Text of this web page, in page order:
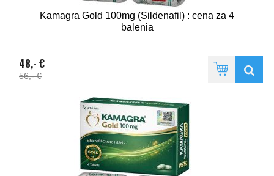
Kamagra Gold 100mg (Sildenafil) : cena za 4
balenia
48,- €
56,- €